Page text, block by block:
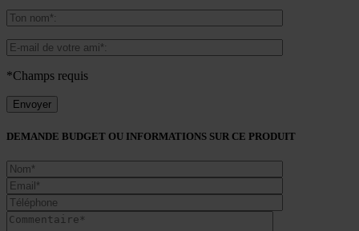
*Champs requis
DEMANDE BUDGET OU INFORMATIONS SUR CE PRODUIT